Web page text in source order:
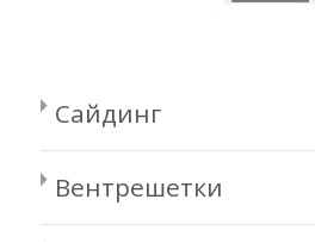
Сайдинг
Вентрешетки